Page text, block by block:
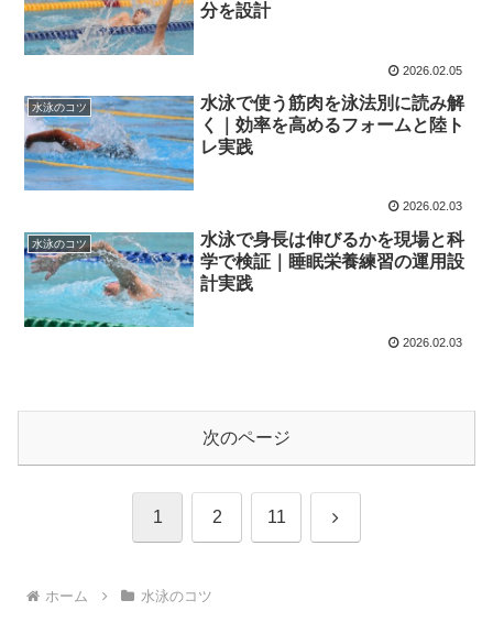
分を設計
2026.02.05
水泳のコツ
水泳で使う筋肉を泳法別に読み解
く｜効率を高めるフォームと陸ト
レ実践
2026.02.03
水泳のコツ
水泳で身長は伸びるかを現場と科
学で検証｜睡眠栄養練習の運用設
計実践
2026.02.03
次のページ
1 2 11 次
ホーム 水泳のコツ